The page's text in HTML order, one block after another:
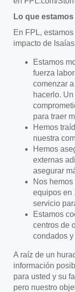
Lo que
En FPL,
impacto de
Estamos
fuerza
comenzar
hacerlo.
para traer
Hemos
nuestra
Hemos
externas
asegurar
Nos
equipos en
servicio
Estamos
centros de
condados
A raíz de un
información
para usted y su
pero nuestro